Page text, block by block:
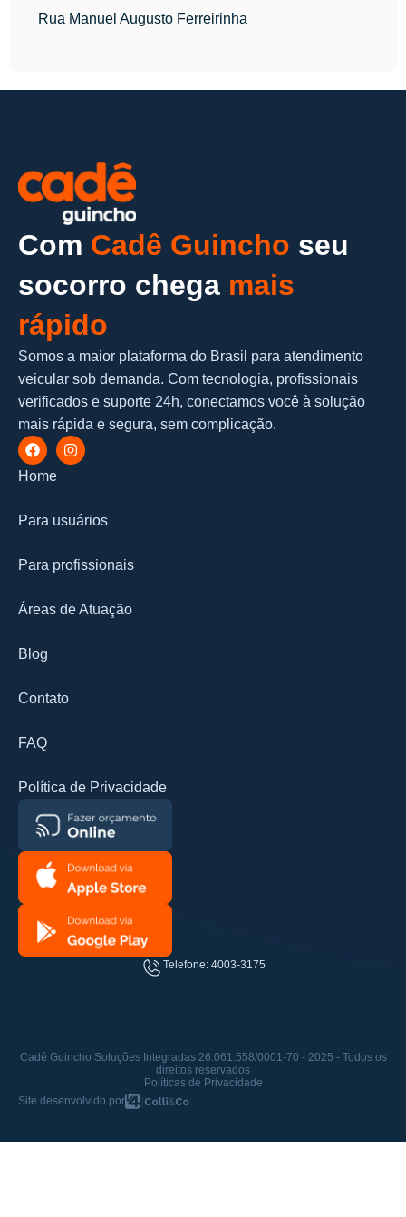
Rua Manuel Augusto Ferreirinha
Com Cadê Guincho seu
socorro chega mais
rápido
Somos a maior plataforma do Brasil para atendimento
veicular sob demanda. Com tecnologia, profissionais
verificados e suporte 24h, conectamos você à solução
mais rápida e segura, sem complicação.
Home
Para usuários
Para profissionais
Áreas de Atuação
Blog
Contato
FAQ
Política de Privacidade
Telefone: 4003-3175
Cadê Guincho Soluções Integradas 26.061.558/0001-70 - 2025 - Todos os
direitos reservados
Políticas de Privacidade
Site desenvolvido por